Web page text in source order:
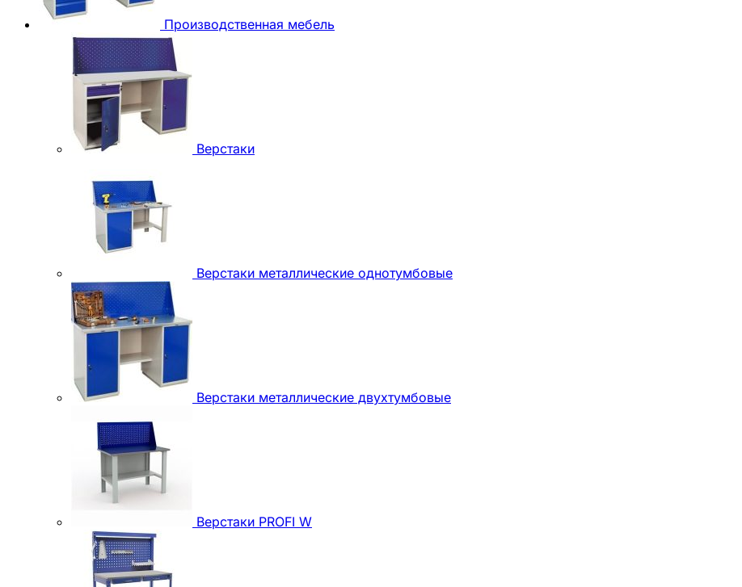
Производственная мебель
Верстаки
Верстаки металлические однотумбовые
Верстаки металлические двухтумбовые
Верстаки PROFI W